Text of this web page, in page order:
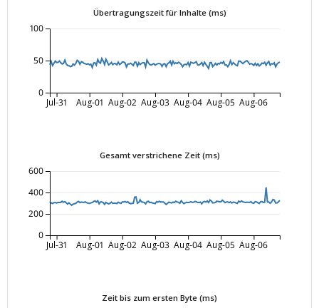
Übertragungszeit für Inhalte (ms)
Jul-31 Aug-01 Aug-02 Aug-03 Aug-04 Aug-05 Aug-06
0
50
100
Gesamt verstrichene Zeit (ms)
Jul-31 Aug-01 Aug-02 Aug-03 Aug-04 Aug-05 Aug-06
0
200
400
600
Zeit bis zum ersten Byte (ms)